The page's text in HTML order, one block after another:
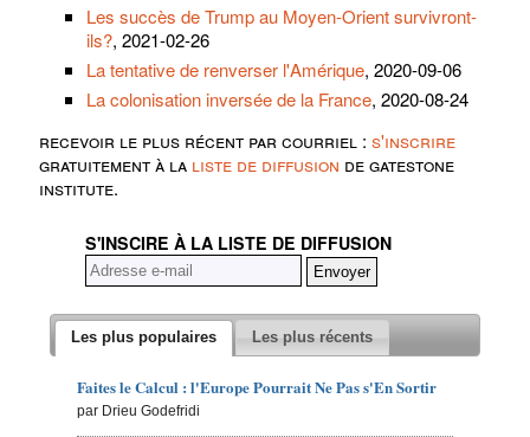
Les succès de Trump au Moyen-Orient survivront-
ils?, 2021-02-26
La tentative de renverser l'Amérique, 2020-09-06
La colonisation inversée de la France, 2020-08-24
recevoir le plus récent par courriel : s'inscrire
gratuitement à la liste de diffusion de gatestone
institute.
S'INSCIRE À LA LISTE DE DIFFUSION
Les plus populaires Les plus récents
Faites le Calcul : l'Europe Pourrait Ne Pas s'En Sortir
par Drieu Godefridi